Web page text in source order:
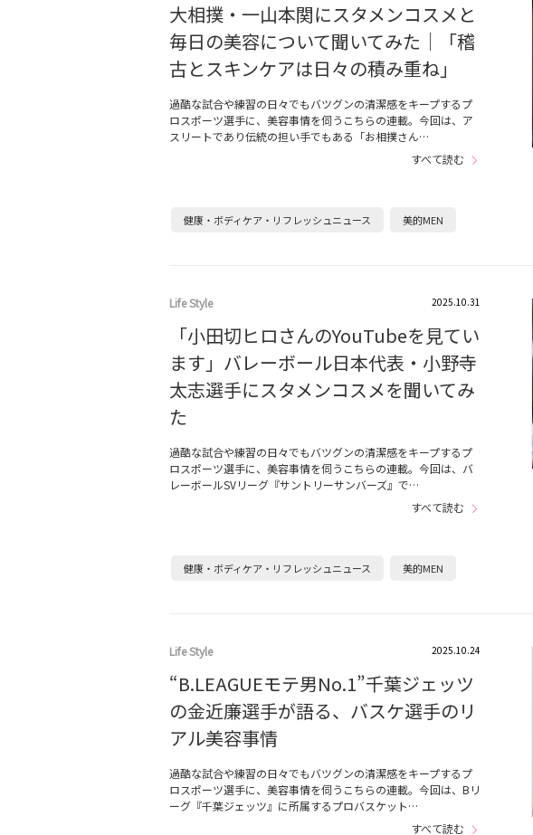
大相撲・一山本関にスタメンコスメと
毎日の美容について聞いてみた｜「稽
古とスキンケアは日々の積み重ね」
過酷な試合や練習の日々でもバツグンの清潔感をキープするプ
ロスポーツ選手に、美容事情を伺うこちらの連載。今回は、ア
スリートであり伝統の担い手でもある「お相撲さん…
すべて読む
健康・ボディケア・リフレッシュニュース 美的MEN
Life Style 2025.10.31
「小田切ヒロさんのYouTubeを見てい
ます」バレーボール日本代表・小野寺
太志選手にスタメンコスメを聞いてみ
た
過酷な試合や練習の日々でもバツグンの清潔感をキープするプ
ロスポーツ選手に、美容事情を伺うこちらの連載。今回は、バ
レーボールSVリーグ『サントリーサンバーズ』で…
すべて読む
健康・ボディケア・リフレッシュニュース 美的MEN
Life Style 2025.10.24
“B.LEAGUEモテ男No.1”千葉ジェッツ
の金近廉選手が語る、バスケ選手のリ
アル美容事情
過酷な試合や練習の日々でもバツグンの清潔感をキープするプ
ロスポーツ選手に、美容事情を伺うこちらの連載。今回は、Bリ
ーグ『千葉ジェッツ』に所属するプロバスケット…
すべて読む